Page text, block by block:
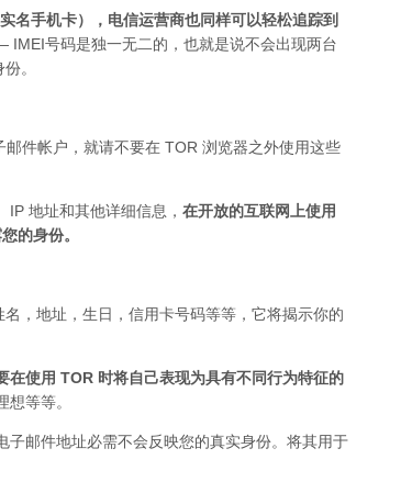
名手机卡），电信运营商也同样可以轻松追踪到
号码是独一无二的，也就是说不会出现两台
。
件帐户，就请不要在 TOR 浏览器之外使用这些
地址和其他详细信息， 在开放的互联网上使用
的身份。
，地址，生日，信用卡号码等等，它将揭示你的
在使用 TOR 时将自己表现为具有不同行为特征的
等等。
邮件地址必需不会反映您的真实身份。将其用于